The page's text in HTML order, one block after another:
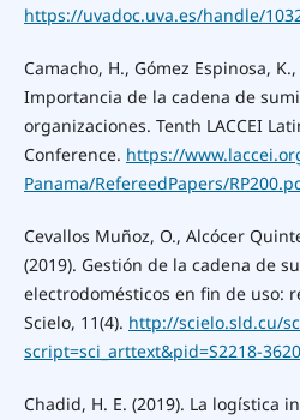
https://uvadoc.uva.es/handle/
Camacho, H., Gómez Espinosa,
Importancia de la cadena de
organizaciones. Tenth LACCEI
Conference. https://
Panama/RefereedPapers/
Cevallos Muñoz, O., Alcócer
(2019). Gestión de la cadena de
electrodomésticos en fin de uso:
Scielo, 11(4). http://scielo.sld.cu/
script=sci_arttext&pid=S2218-
Chadid, H. E. (2019). La logística